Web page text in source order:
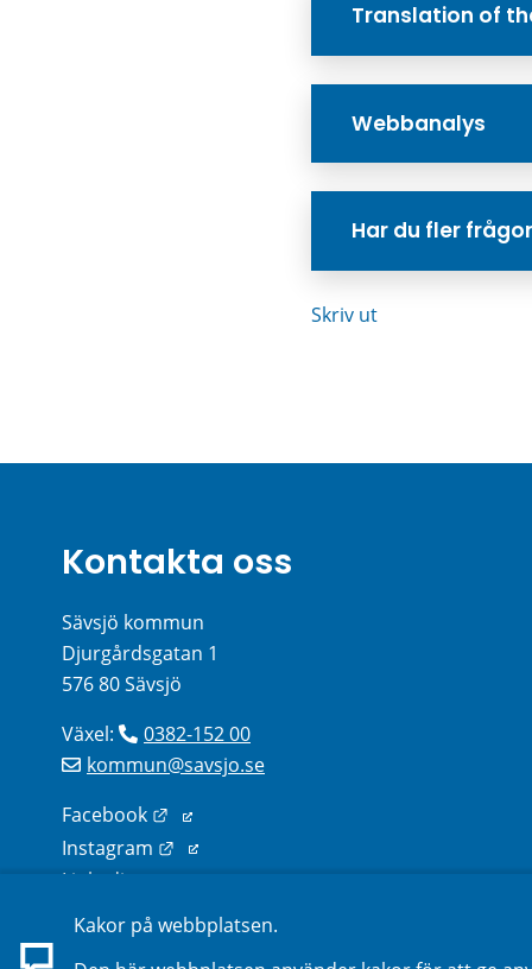
Translation of
Webbanalys
Har du fler
Skriv ut
Kontakta oss
Sävsjö kommun
Djurgårdsgatan 1
576 80 Sävsjö
Växel:
0382-152 00
kommun@savsjo.se
Facebook
Länk till annan webbplats.
Instagram
Länk till annan webbplats.
Linkedin
Sök kontakter på webbplatsen
Kakor på webbplatsen.